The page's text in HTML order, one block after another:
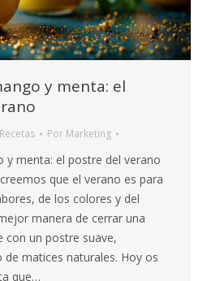
y menta: el
Recetas Por Marketing
y menta: el postre del verano
que el verano es para
de los colores y del
manera de cerrar una
con un postre suave,
de matices naturales. Hoy os
que…